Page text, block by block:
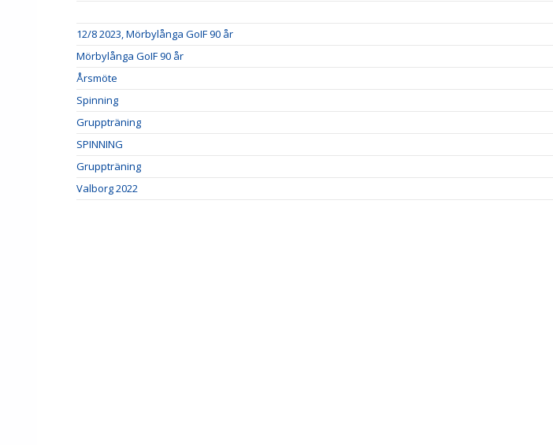
12/8 2023, Mörbylånga GoIF 90 år
Mörbylånga GoIF 90 år
Årsmöte
Spinning
Gruppträning
SPINNING
Gruppträning
Valborg 2022